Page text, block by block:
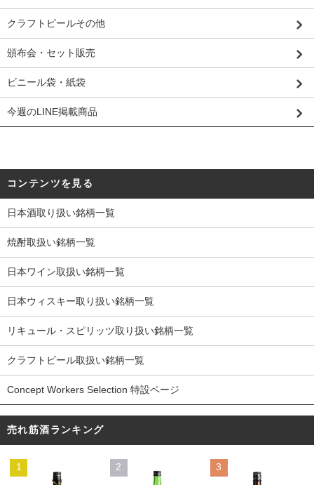
クラフトビールその他
頒布会・セット販売
ビニール袋・紙袋
今週のLINE掲載商品
コンテンツを見る
日本酒取り扱い銘柄一覧
焼酎取扱い銘柄一覧
日本ワイン取扱い銘柄一覧
日本ウィスキー取り扱い銘柄一覧
リキュール・スピリッツ取り扱い銘柄一覧
クラフトビール取扱い銘柄一覧
Concept Workers Selection 特設ページ
売れ筋酒ランキング
1 2 3